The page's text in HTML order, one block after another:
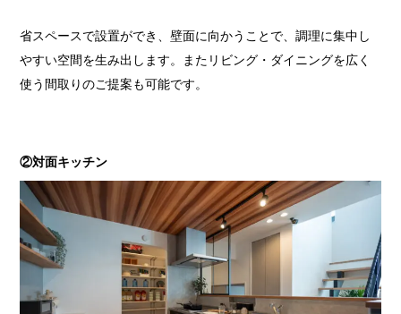
省スペースで設置ができ、壁面に向かうことで、調理に集中し
やすい空間を生み出します。またリビング・ダイニングを広く
使う間取りのご提案も可能です。
②対面キッチン